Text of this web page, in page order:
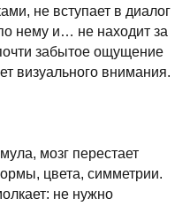
не вступает в диалог
нему и… не находит за
забытое ощущение
визуального внимания.
мозг перестает
цвета, симметрии.
не нужно